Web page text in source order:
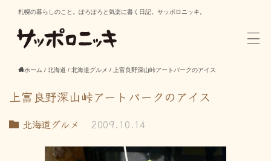
札幌の暮らしのこと。ぽろぽろと気楽に書く日記。サッポロニッキ。
ホーム / 北海道 / 北海道グルメ / 上富良野深山峠アートパークのアイス
上富良野深山峠アートパークのアイス
北海道グルメ 2009.10.14